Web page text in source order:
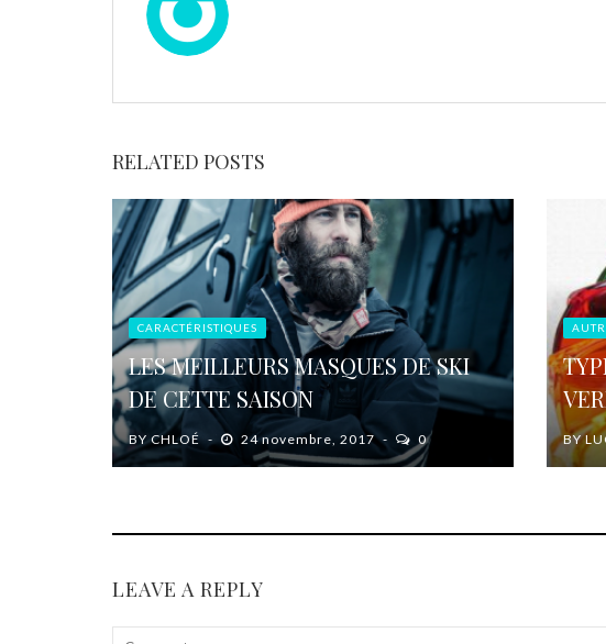
RELATED POSTS
CARACTÉRISTIQUES
LES MEILLEURS MASQUES DE SKI
DE CETTE SAISON
BY CHLOÉ 24 novembre, 2017 0 BY
LEAVE A REPLY